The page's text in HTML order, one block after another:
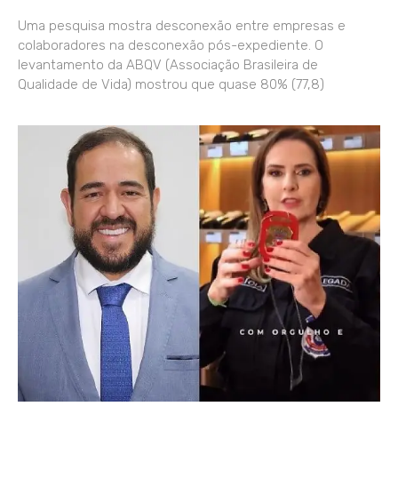
Uma pesquisa mostra desconexão entre empresas e
colaboradores na desconexão pós-expediente. O
levantamento da ABQV (Associação Brasileira de
Qualidade de Vida) mostrou que quase 80% (77,8)